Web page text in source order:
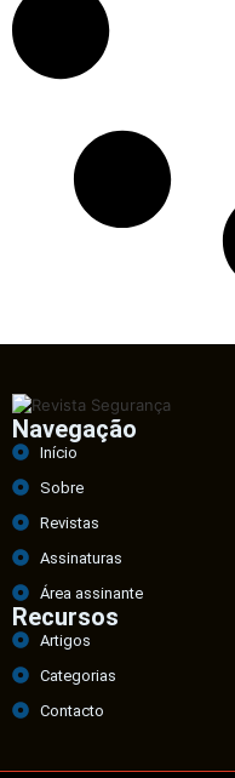
Navegação
Início
Sobre
Revistas
Assinaturas
Área assinante
Recursos
Artigos
Categorias
Contacto